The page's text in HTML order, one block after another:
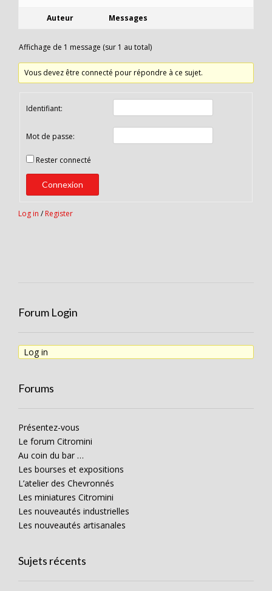
Auteur Messages
Affichage de 1 message (sur 1 au total)
Vous devez être connecté pour répondre à ce sujet.
Identifiant:
Mot de passe:
Rester connecté
Connexion
Log in / Register
Forum Login
Log in
Forums
Présentez-vous
Le forum Citromini
Au coin du bar …
Les bourses et expositions
L’atelier des Chevronnés
Les miniatures Citromini
Les nouveautés industrielles
Les nouveautés artisanales
Sujets récents